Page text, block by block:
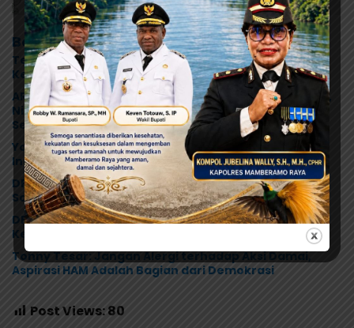
Berita Terkait
Terima Pokok Pikiran MRP, Tonny Tesar Janji Kawal
Kepastian Anggaran Lembaga
ARUN Papua Desak Pemerintah Tetapkan Status KLB,
Nilai Pernyataan Kuasa Hukum Yayasan KISP Tak
Sentuh Akar Masalah MBG
Yohanes Raubaba Bantah Tudingan Bupati Yapen,
Ingatkan Pemimpin Fokus Urus Kepentingan Rakyat
DPR Papua Bakal Panggil Seluruh Pengelola SPPG,
Soroti Dugaan Keracunan Massal Program MBG
DPR Papua Desak Investigasi Tuntas Kasus Dugaan
Keracunan MBG di Jayapura
Tonny Tesar: Jangan Alergi terhadap Aksi Damai,
Aspirasi HAM Adalah Bagian dari Demokrasi
Post Views:80